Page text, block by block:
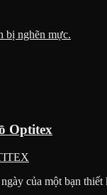
bị nghẽn mực.
Optitex
của một bạn